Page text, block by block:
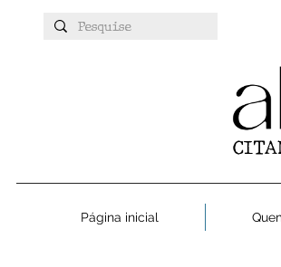
Página inicial